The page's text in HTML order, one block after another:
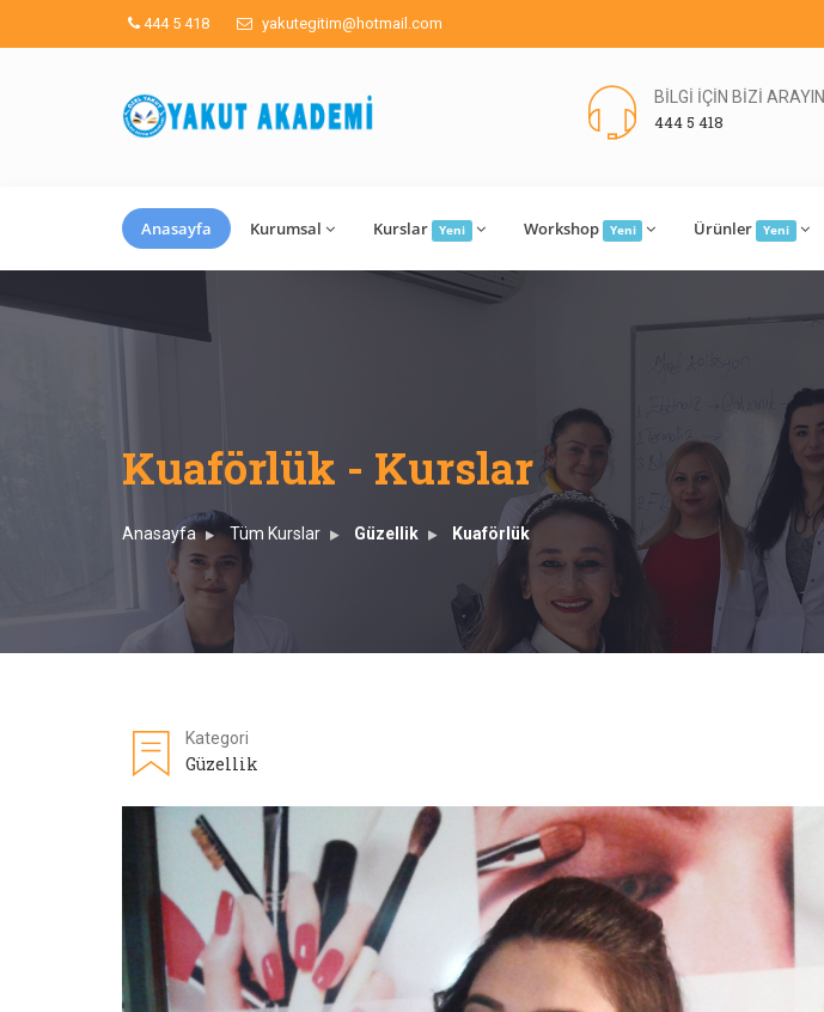
444 5 418 yakutegitim@hotmail.com
BİLGİ İÇİN BİZİ ARAYIN
444 5 418
Anasayfa Kurumsal Kurslar Yeni Workshop Yeni Ürünler Yeni
Kuaförlük - Kurslar
Anasayfa Tüm Kurslar Güzellik Kuaförlük
Kategori
Güzellik